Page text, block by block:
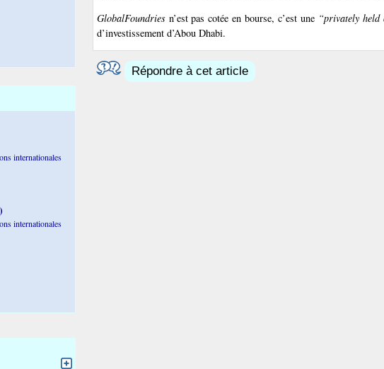
GlobalFoundriesn’est pas cotée en bourse, c’est une “privately held
d’investissement d’Abou Dhabi.
Répondre à cet article
internationales
internationales